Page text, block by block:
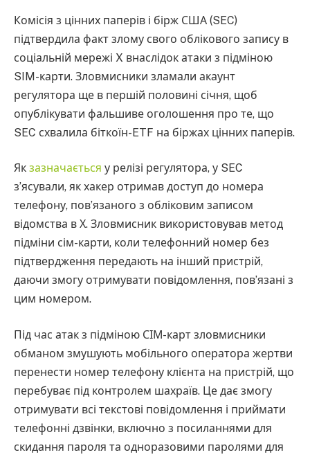
Комісія з цінних паперів і бірж США (SEC)
підтвердила факт злому свого облікового запису в
соціальній мережі X внаслідок атаки з підміною
SIM-карти. Зловмисники зламали акаунт
регулятора ще в першій половині січня, щоб
опублікувати фальшиве оголошення про те, що
SEC схвалила біткоїн-ETF на біржах цінних паперів.
Як зазначається у релізі регулятора, у SEC
з’ясували, як хакер отримав доступ до номера
телефону, пов’язаного з обліковим записом
відомства в Х. Зловмисник використовував метод
підміни сім-карти, коли телефонний номер без
підтвердження передають на інший пристрій,
даючи змогу отримувати повідомлення, пов’язані з
цим номером.
Під час атак з підміною СІМ-карт зловмисники
обманом змушують мобільного оператора жертви
перенести номер телефону клієнта на пристрій, що
перебуває під контролем шахраїв. Це дає змогу
отримувати всі текстові повідомлення і приймати
телефонні дзвінки, включно з посиланнями для
скидання пароля та одноразовими паролями для